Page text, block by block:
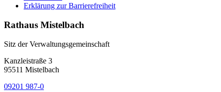
Erklärung zur Barrierefreiheit
Rathaus Mistelbach
Sitz der Verwaltungsgemeinschaft
Kanzleistraße 3
95511 Mistelbach
09201 987-0